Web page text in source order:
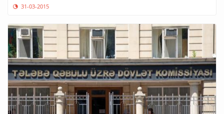
31-03-2015